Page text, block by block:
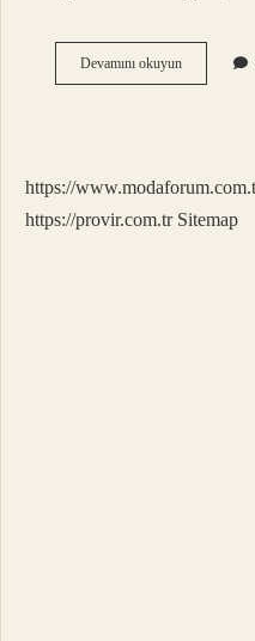
Devamını okuyunIstifle
Kınıyorum
https://
https://provir.com.tr Sitemap